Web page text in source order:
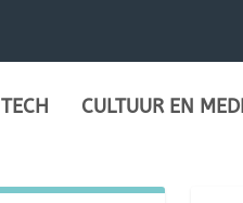
TECH CULTUUR EN